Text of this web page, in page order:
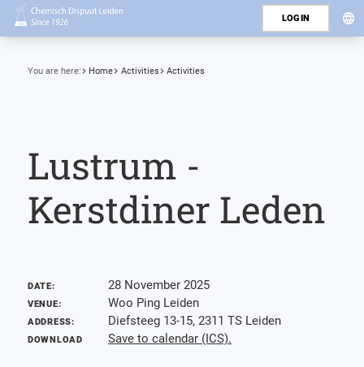
LOGIN
You are here: Home Activities Activities
Lustrum -
Kerstdiner Leden
DATE: 28 November 2025
VENUE: Woo Ping Leiden
ADDRESS: Diefsteeg 13-15, 2311 TS Leiden
DOWNLOAD Save to calendar (ICS).